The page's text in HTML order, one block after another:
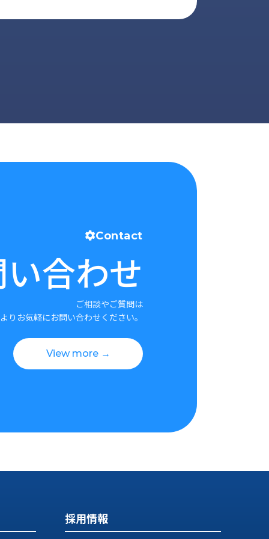
Contact
合わせ
ご相談やご質問は
りお気軽にお問い合わせください。
View more →
採用情報